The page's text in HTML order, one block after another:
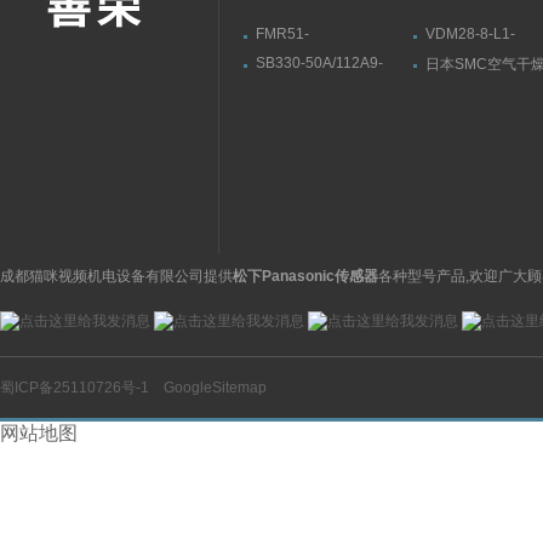
FMR51-
德国E+H雷达液位计
VDM28-8-L1-
福测距传感器
SB330-50A/112A9-
日本SMC空气干
成都猫咪视频机电设备有限公司提供松下Panasonic传感器各种型号产品,欢迎广大
蜀ICP备25110726号-1 GoogleSitemap
网站地图